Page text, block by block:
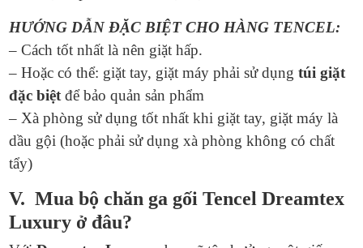
HƯỚNG DẪN ĐẶC BIỆT CHO HÀNG TENCEL:
– Cách tốt nhất là nên giặt hấp.
– Hoặc có thể: giặt tay, giặt máy phải sử dụng túi giặt
đặc biệtđể bảo quản sản phẩm
– Xà phòng sử dụng tốt nhất khi giặt tay, giặt máy là
dầu gội (hoặc phải sử dụng xà phòng không có chất
tẩy)
V. Mua bộ chăn ga gối Tencel Dreamtex
Luxury ở đâu?